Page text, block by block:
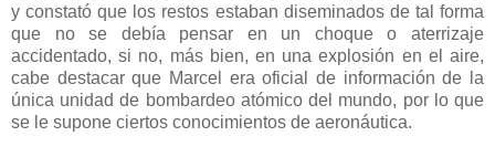
y constató que los restos estaban diseminados de tal forma
que no se debía pensar en un choque o aterrizaje
accidentado, si no, más bien, en una explosión en el aire,
cabe destacar que Marcel era oficial de información de la
única unidad de bombardeo atómico del mundo, por lo que
se le supone ciertos conocimientos de aeronáutica.